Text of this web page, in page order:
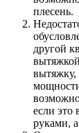
плесень.
другой
вытяжку,
если это
руками,